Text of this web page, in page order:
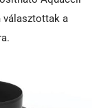
választottak a